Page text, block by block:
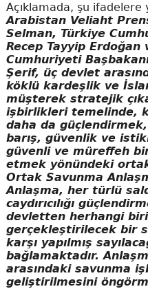
Açıklamada, şu ifadelere
Arabistan Veliaht
Selman, Türkiye
Recep Tayyip
Cumhuriyeti
Şerif, üç devlet
köklü kardeşlik ve
müşterek stratejik
işbirlikleri temelinde,
daha da
barış, güvenlik ve
güvenli ve müreffeh
etmek yönündeki
Ortak Savunma
Anlaşma, her türlü
caydırıcılığı
devletten herhangi
gerçekleştirilecek bir
karşı yapılmış
bağlamaktadır.
arasındaki savunma
geliştirilmesini